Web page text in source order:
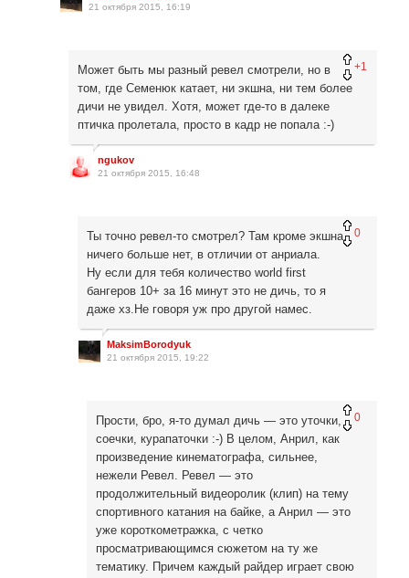
21 октября 2015, 16:19
+1
Может быть мы разный ревел смотрели, но в
том, где Семенюк катает, ни экшна, ни тем более
дичи не увидел. Хотя, может где-то в далеке
птичка пролетала, просто в кадр не попала :-)
ngukov
21 октября 2015, 16:48
0
Ты точно ревел-то смотрел? Там кроме экшна,
ничего больше нет, в отличии от анриала.
Ну если для тебя количество world first
бангеров 10+ за 16 минут это не дичь, то я
даже хз.Не говоря уж про другой намес.
MaksimBorodyuk
21 октября 2015, 19:22
0
Прости, бро, я-то думал дичь — это уточки,
соечки, курапаточки :-) В целом, Анрил, как
произведение кинематографа, сильнее,
нежели Ревел. Ревел — это
продолжительный видеоролик (клип) на тему
спортивного катания на байке, а Анрил — это
уже короткометражка, с четко
просматривающимся сюжетом на ту же
тематику. Причем каждый райдер играет свою